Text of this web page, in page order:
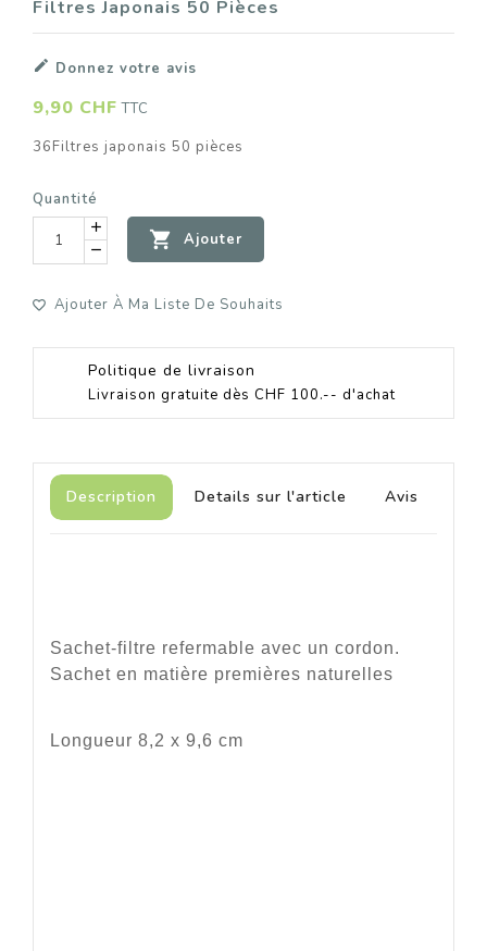
Filtres Japonais 50 Pièces
 Donnez votre avis
9,90 CHF TTC
36Filtres japonais 50 pièces
Quantité
 Ajouter
Ajouter À Ma Liste De Souhaits
Politique de livraison
Livraison gratuite dès CHF 100.-- d'achat
Description Details sur l'article Avis
Sachet-filtre refermable avec un cordon.
Sachet en matière premières naturelles
Longueur 8,2 x 9,6 cm